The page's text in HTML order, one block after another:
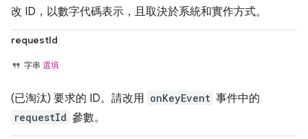
改 ID，以數字代碼表示，且取決於系統和實作方式。
requestId
字串 選填
(已淘汰) 要求的 ID。請改用 onKeyEvent 事件中的
requestId 參數。